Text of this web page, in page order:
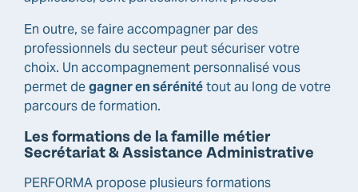
En outre, se faire accompagner par des
professionnels du secteur peut sécuriser votre
choix. Un accompagnement personnalisé vous
permet degagner en sérénitétout au long de votre
parcours de formation.
Les formations de la famille métier
Secrétariat & Assistance Administrative
PERFORMA propose plusieurs formations